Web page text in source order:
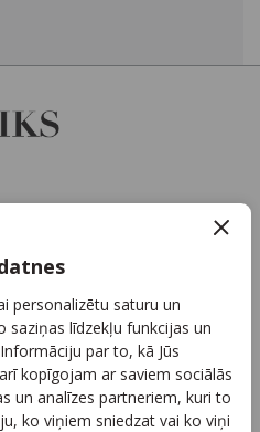
personalizētu saturu un
saziņas līdzekļu funkcijas un
par to, kā Jūs
kopīgojam ar saviem sociālās
un analīzes partneriem, kuri to
ko viņiem sniedzat vai ko viņi